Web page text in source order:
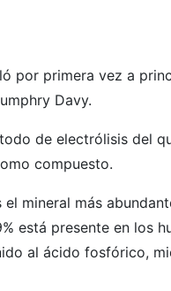
por primera vez a
Davy.
de electrólisis del
compuesto.
mineral más
está presente en los
al ácido fosfórico,